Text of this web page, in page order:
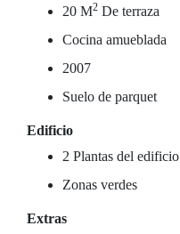
20 M2 De terraza
Cocina amueblada
2007
Suelo de parquet
Edificio
2 Plantas del edificio
Zonas verdes
Extras